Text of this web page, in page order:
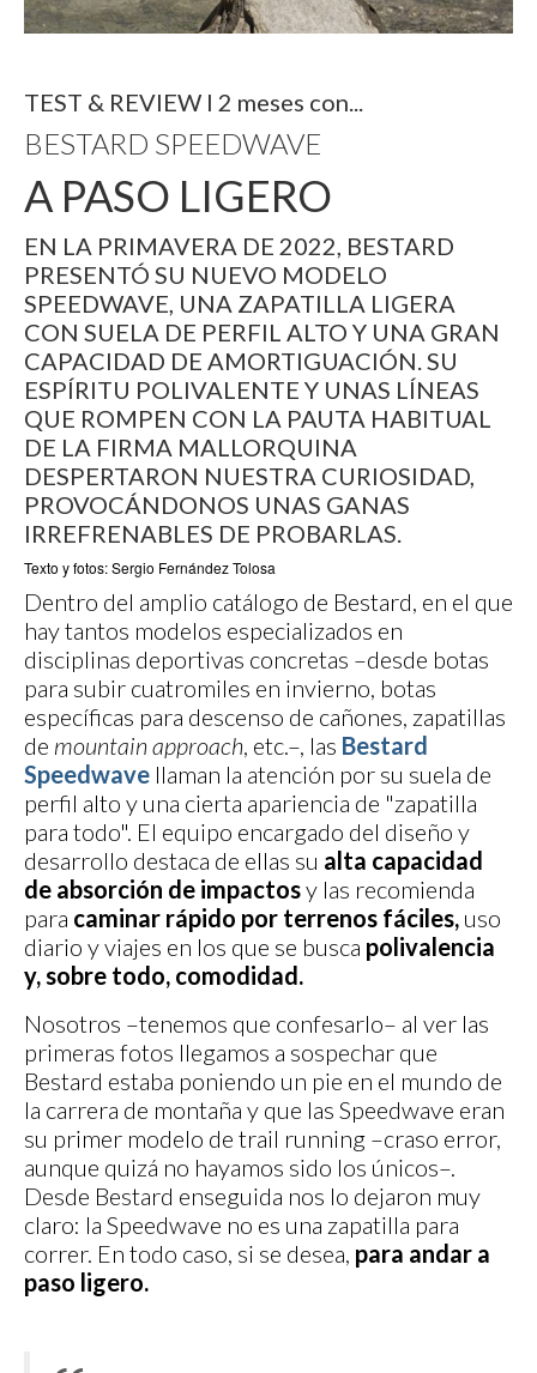
TEST & REVIEW I 2 meses con...
BESTARD SPEEDWAVE
A PASO LIGERO
EN LA PRIMAVERA DE 2022, BESTARD
PRESENTÓ SU NUEVO MODELO
SPEEDWAVE, UNA ZAPATILLA LIGERA
CON SUELA DE PERFIL ALTO Y UNA GRAN
CAPACIDAD DE AMORTIGUACIÓN. SU
ESPÍRITU POLIVALENTE Y UNAS LÍNEAS
QUE ROMPEN CON LA PAUTA HABITUAL
DE LA FIRMA MALLORQUINA
DESPERTARON NUESTRA CURIOSIDAD,
PROVOCÁNDONOS UNAS GANAS
IRREFRENABLES DE PROBARLAS.
Texto y fotos: Sergio Fernández Tolosa
Dentro del amplio catálogo de Bestard, en el que
hay tantos modelos especializados en
disciplinas deportivas concretas –desde botas
para subir cuatromiles en invierno, botas
específicas para descenso de cañones, zapatillas
de mountain approach, etc.–, las Bestard
Speedwave llaman la atención por su suela de
perfil alto y una cierta apariencia de "zapatilla
para todo". El equipo encargado del diseño y
desarrollo destaca de ellas su alta capacidad
de absorción de impactosy las recomienda
para caminar rápido por terrenos fáciles, uso
diario y viajes en los que se busca polivalencia
y, sobre todo, comodidad.
Nosotros –tenemos que confesarlo– al ver las
primeras fotos llegamos a sospechar que
Bestard estaba poniendo un pie en el mundo de
la carrera de montaña y que las Speedwave eran
su primer modelo de trail running –craso error,
aunque quizá no hayamos sido los únicos–.
Desde Bestard enseguida nos lo dejaron muy
claro: la Speedwave no es una zapatilla para
correr. En todo caso, si se desea, para andar a
paso ligero.